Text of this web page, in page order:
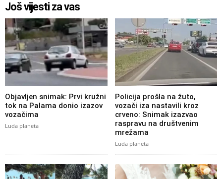
Još vijesti za vas
Objavljen snimak: Prvi kružni
tok na Palama donio izazov
vozačima
Luda planeta
Policija prošla na žuto,
vozači iza nastavili kroz
crveno: Snimak izazvao
raspravu na društvenim
mrežama
Luda planeta